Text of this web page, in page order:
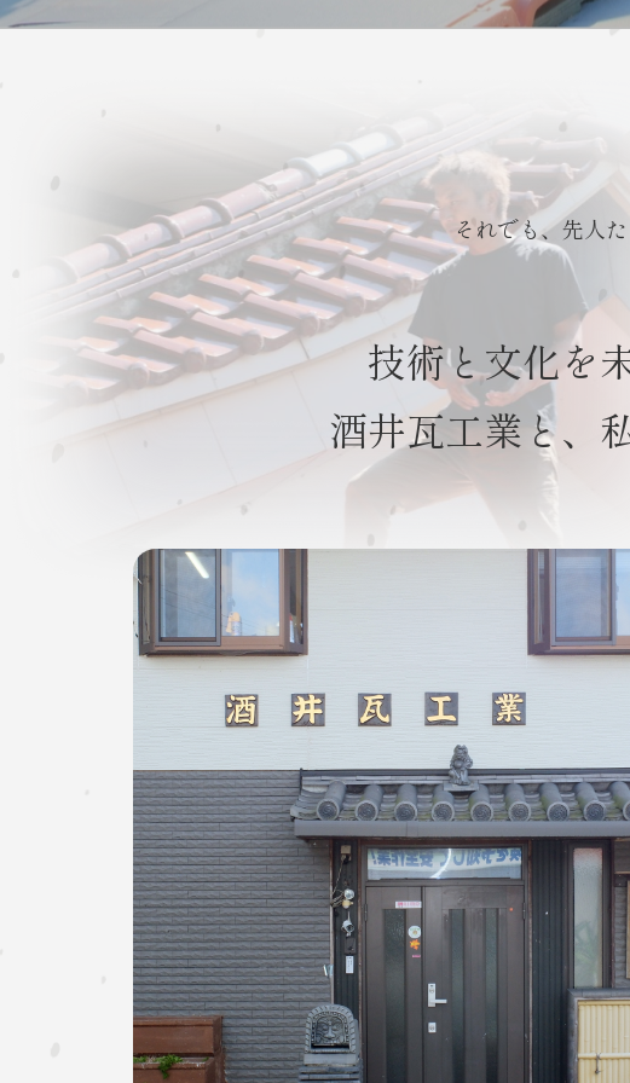
それでも、先人
技術と文化を
酒井瓦工業と、